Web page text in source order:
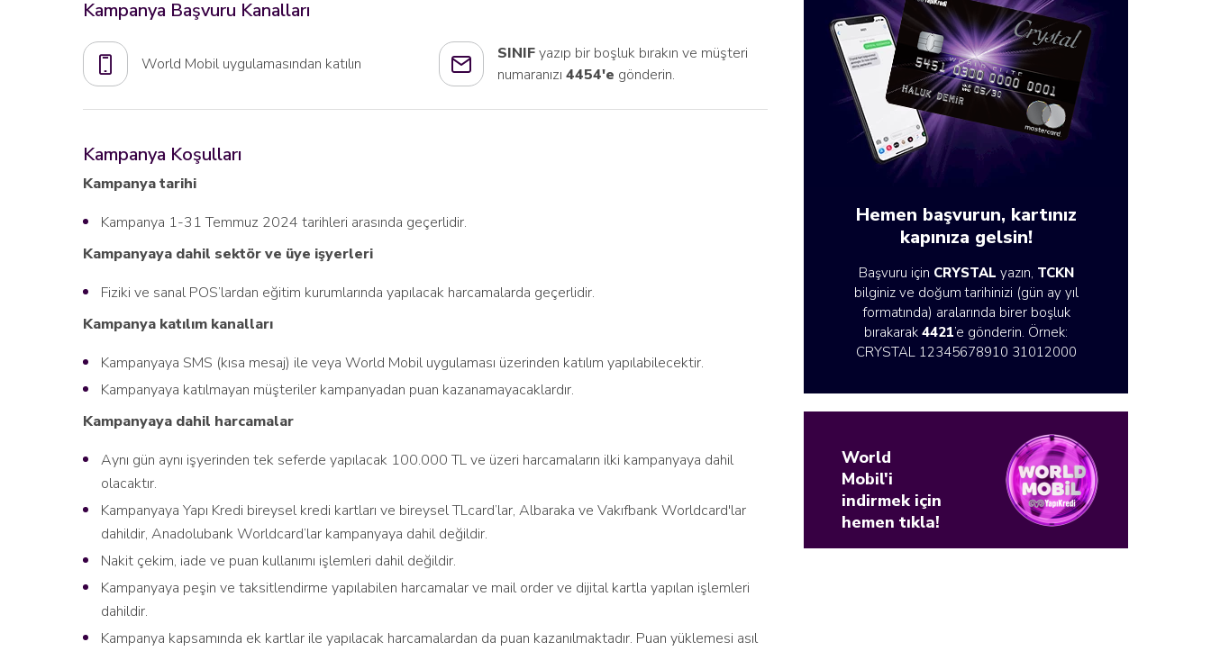
Hemen başvurun, kartınız
kapınıza gelsin!
Başvuru için CRYSTAL yazın, TCKN
bilginiz ve doğum tarihinizi (gün ay yıl
formatında) aralarında birer boşluk
bırakarak 4421’e gönderin. Örnek:
CRYSTAL 12345678910 31012000
World
Mobil'i
indirmek için
hemen tıkla!
Kampanya Başvuru Kanalları
World Mobil uygulamasından katılın
SINIFyazıp bir boşluk bırakın ve müşteri
numaranızı 4454'e gönderin.
Kampanya Koşulları
Kampanya tarihi
Kampanya 1-31 Temmuz 2024 tarihleri arasında geçerlidir.
Kampanyaya dahil sektör ve üye işyerleri
Fiziki ve sanal POS’lardan eğitim kurumlarında yapılacak harcamalarda geçerlidir.
Kampanya katılım kanalları
Kampanyaya SMS (kısa mesaj) ile veya World Mobil uygulaması üzerinden katılım yapılabilecektir.
Kampanyaya katılmayan müşteriler kampanyadan puan kazanamayacaklardır.
Kampanyaya dahil harcamalar
Aynı gün aynı işyerinden tek seferde yapılacak 100.000 TL ve üzeri harcamaların ilki kampanyaya dahil
olacaktır.
Kampanyaya Yapı Kredi bireysel kredi kartları ve bireysel TLcard’lar, Albaraka ve Vakıfbank Worldcard'lar
dahildir, Anadolubank Worldcard’lar kampanyaya dahil değildir.
Nakit çekim, iade ve puan kullanımı işlemleri dahil değildir.
Kampanyaya peşin ve taksitlendirme yapılabilen harcamalar ve mail order ve dijital kartla yapılan işlemleri
dahildir.
Kampanya kapsamında ek kartlar ile yapılacak harcamalardan da puan kazanılmaktadır. Puan yüklemesi asıl